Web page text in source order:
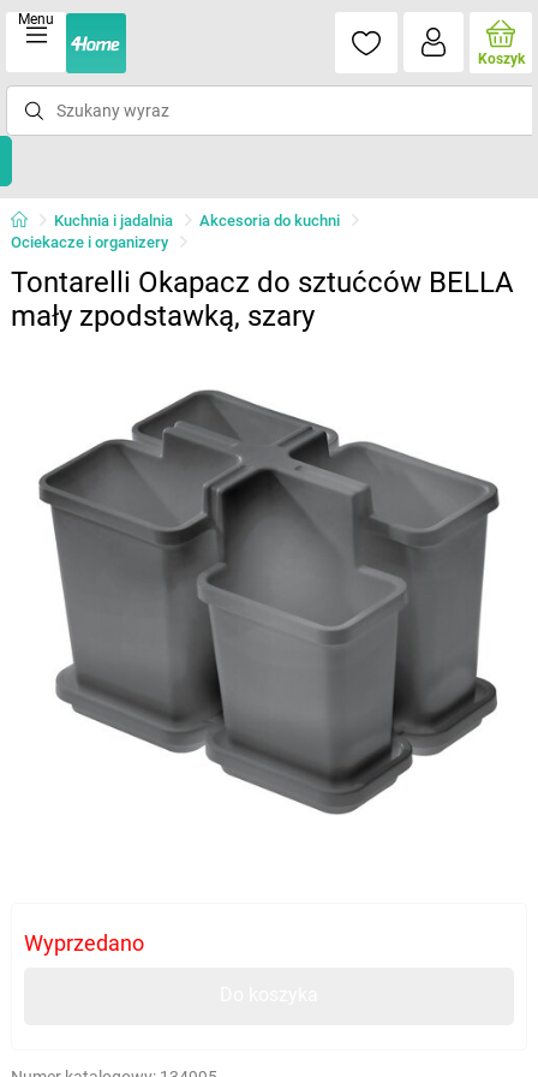
Menu
Koszyk
Kuchnia i jadalnia
Akcesoria do kuchni
Ociekacze i organizery
Tontarelli Okapacz do sztućców BELLA
mały zpodstawką, szary
Wyprzedano